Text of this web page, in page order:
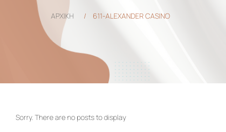
ΑΡΧΙΚΗ / 611-ALEXANDER CASINO
Sorry. There are no posts to display